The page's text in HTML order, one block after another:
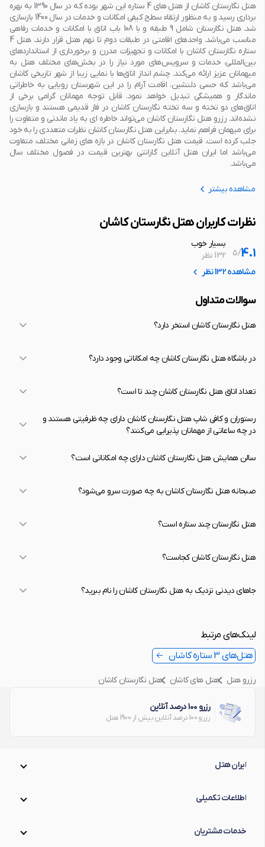
هتل نگارستان کاشان از هتل های 4 ستاره این شهر بوده که در سال 1390 به بهره
برداری رسید و به منظور ارتقاء سطح کیفی امکانات و خدمات در سال 1400 بازسازی
شد. هتل نگارستان شامل 9 طبقه و با 108 باب اتاق با امکانات و خدمات رفاهی
مناسب می‌باشد. واحدهای اقامتی در طبقات دوم تا نهم هتل قرار دارند. هتل 4
ستاره نگارستان کاشان با امکانات و تجهیزات مدرن و برخورداری از استانداردهای
بین‌المللی، خدمات و سرویس‌های مورد نیاز را در بخش‌های مختلف هتل به
میهمانان عزیز ارائه می‌کند. چشم انداز اتاق‌ها با نمایی زیبا از شهر تاریخی کاشان
می‌باشد که حسی دلنشین، اقامت آرام را در این شهرستان رویایی به خاطراتی
ماندگار و همیشگی تبدیل خواهد نمود. قابل توجه مهمانان گرامی برخی از
اتاق‌های دو تخته و سه تخته نگارستان کاشان در فاز قدیمی هستند و بازسازی
نشده‌اند. رزرو هتل نگارستان کاشان می‌تواند خاطره ای به یاد ماندنی و متفاوت را
برای میهمان فراهم نماید. بنابراین هتل نگارستان کاشان نظرات متعددی را به خود
جلب کرده است. قیمت هتل نگارستان کاشان در بازه های زمانی مختلف، متفاوت
می‌باشد اما ایران هتل آنلاین گارانتی بهترین قیمت در فصول مختلف سال
می‌باشد.
مشاهده بیشتر
نظرات کاربران هتل نگارستان کاشان
4.1
/
5
بسیار خوب
132 نظر
مشاهده 132 نظر
سوالات متداول
هتل نگارستان کاشان استخر دارد؟
در باشگاه هتل نگارستان کاشان چه امکاناتی وجود دارد؟
تعداد اتاق هتل نگارستان کاشان چند تا است؟
رستوران و کافی شاپ هتل نگارستان كاشان دارای چه ظرفیتی هستند و
در چه ساعاتی از مهمانان پذیرایی می‌کنند؟
سالن همایش هتل نگارستان کاشان دارای چه امکاناتی است؟
صبحانه هتل نگارستان کاشان به چه صورت سرو می‌شود؟
هتل نگارستان چند ستاره است؟
هتل نگارستان کاشان کجاست؟
جاهای دیدنی نزدیک به هتل نگارستان کاشان را نام ببرید؟
لینک‌های مرتبط
هتل‌های 3 ستاره کاشان
رزرو هتل هتل های کاشان هتل نگارستان کاشان
رزرو 100 درصد آنلاین
رزرو 100 درصد آنلاین بیش از 1900 هتل
ایران هتل
اطلاعات تکمیلی
خدمات مشتریان